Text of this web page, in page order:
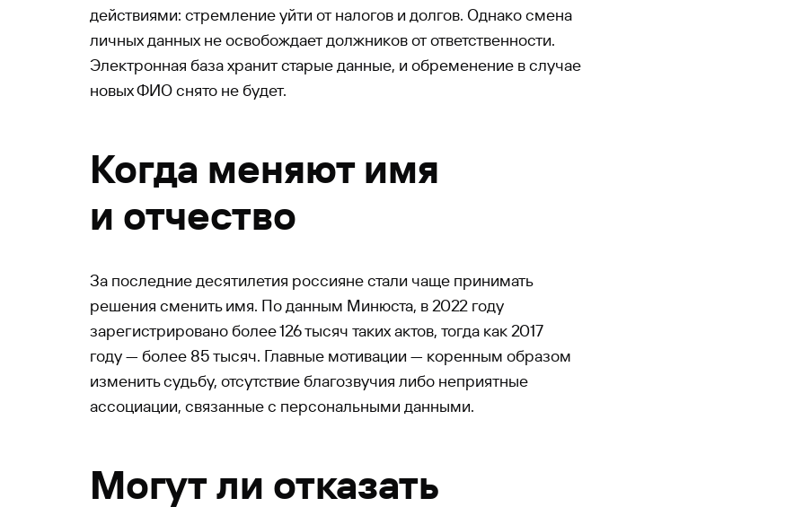
действиями: стремление уйти от налогов и долгов. Однако смена
личных данных не освобождает должников от ответственности.
Электронная база хранит старые данные, и обременение в случае
новых ФИО снято не будет.
Когда меняют имя
и отчество
За последние десятилетия россияне стали чаще принимать
решения сменить имя. По данным Минюста, в 2022 году
зарегистрировано более 126 тысяч таких актов, тогда как 2017
году — более 85 тысяч. Главные мотивации — коренным образом
изменить судьбу, отсутствие благозвучия либо неприятные
ассоциации, связанные с персональными данными.
Могут ли отказать